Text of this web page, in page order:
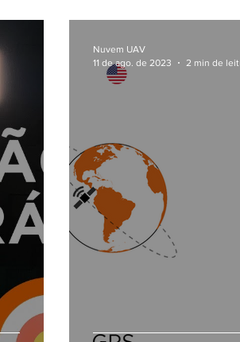
Nuvem UAV
11 de ago. de 2023
2 min de